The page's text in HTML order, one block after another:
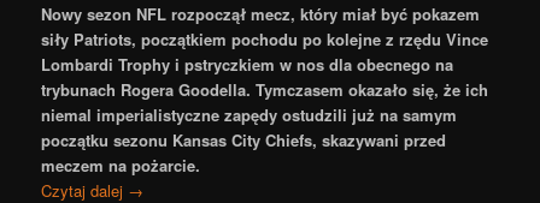
Nowy sezon NFL rozpoczął mecz, który miał być pokazem
siły Patriots, początkiem pochodu po kolejne z rzędu Vince
Lombardi Trophy i pstryczkiem w nos dla obecnego na
trybunach Rogera Goodella. Tymczasem okazało się, że ich
niemal imperialistyczne zapędy ostudzili już na samym
początku sezonu Kansas City Chiefs, skazywani przed
meczem na pożarcie.
Czytaj dalej →